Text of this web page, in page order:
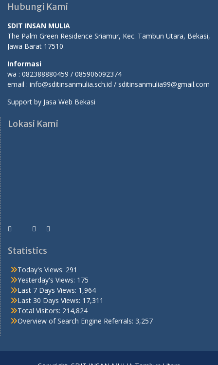
Hubungi Kami
SDIT INSAN MULIA
The Palm Green Residence Sriamur, Kec. Tambun Utara, Bekasi,
Jawa Barat 17510
Informasi
wa : 082388880459 / 085906092374
email : info@sditinsanmulia.sch.id / sditinsanmulia99@gmail.com
Support by Jasa Web Bekasi
Lokasi Kami
Statistics
Today's Views: 291
Yesterday's Views: 175
Last 7 Days Views: 1,964
Last 30 Days Views: 17,311
Total Visitors: 214,824
Overview of Search Engine Referrals: 3,257